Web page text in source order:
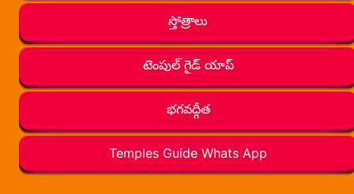
స్తోత్రాలు
టెంపుల్ గైడ్ యాప్
భగవద్గీత
Temples Guide Whats App